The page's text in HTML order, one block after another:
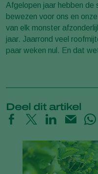
Afgelopen jaar hebben de
bewezen voor ons en
van elk monster
jaar. Jaarrond veel
paar weken nul. En dat
Deel dit artikel